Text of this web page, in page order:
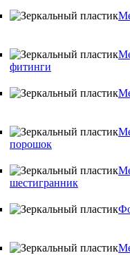
фитинги
порошок
шестигранник